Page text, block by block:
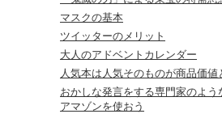
マスクの基本
ツイッターのメリット
大人のアドベントカレンダー
人気本は人気そのものが商品価値
おかしな発言をする専門家のよう
アマゾンを使おう